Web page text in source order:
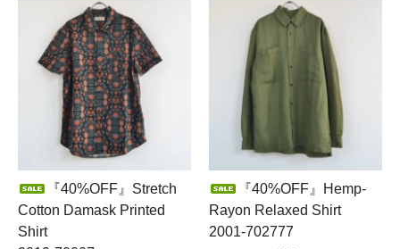
『40%OFF』Stretch
Cotton Damask Printed
Shirt
『40%OFF』Hemp-
Rayon Relaxed Shirt
2001-702777